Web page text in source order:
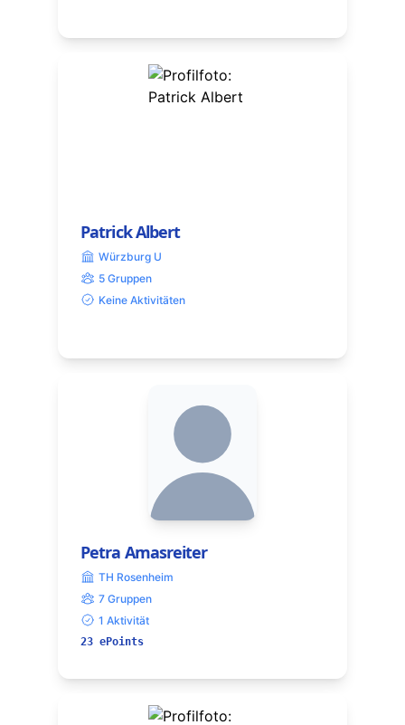
Patrick Albert
Würzburg U
5 Gruppen
Keine Aktivitäten
Petra Amasreiter
TH Rosenheim
7 Gruppen
1 Aktivität
23 ePoints